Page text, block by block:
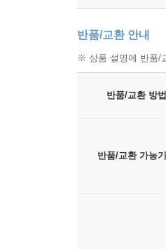
반품/교환 안내
※ 상품 설명에 반품/
반품/교환 방법
반품/교환 가능